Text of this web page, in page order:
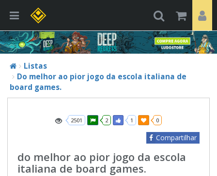
Listas
Do melhor ao pior jogo da escola italiana de
board games.
2501 2 1 0
Compartilhar
do melhor ao pior jogo da escola
italiana de board games.